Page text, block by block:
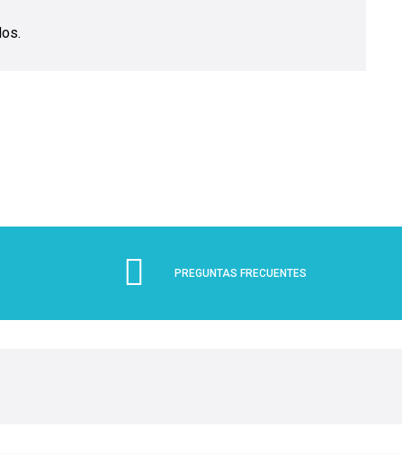
PREGUNTAS FRECUENTES